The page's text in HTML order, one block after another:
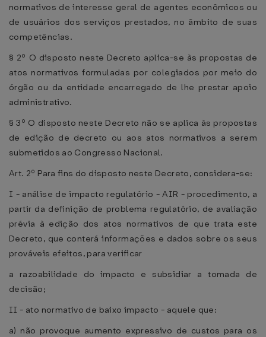
normativos de interesse geral de agentes econômicos ou
de usuários dos serviços prestados, no âmbito de suas
competências.
§ 2º O disposto neste Decreto aplica-se às propostas de
atos normativos formuladas por colegiados por meio do
órgão ou da entidade encarregado de lhe prestar apoio
administrativo.
§ 3º O disposto neste Decreto não se aplica às propostas
de edição de decreto ou aos atos normativos a serem
submetidos ao Congresso Nacional.
Art. 2º Para fins do disposto neste Decreto, considera-se:
I - análise de impacto regulatório - AIR - procedimento, a
partir da definição de problema regulatório, de avaliação
prévia à edição dos atos normativos de que trata este
Decreto, que conterá informações e dados sobre os seus
prováveis efeitos, para verificar
a razoabilidade do impacto e subsidiar a tomada de
decisão;
II - ato normativo de baixo impacto - aquele que:
a) não provoque aumento expressivo de custos para os